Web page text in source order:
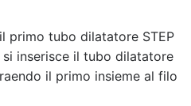
primo tubo dilatatore STEP
si inserisce il tubo dilatatore
il primo insieme al filo